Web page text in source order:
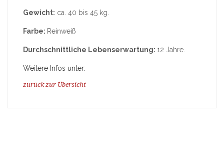
Gewicht: ca. 40 bis 45 kg.
Farbe: Reinweiß
Durchschnittliche Lebenserwartung: 12 Jahre.
Weitere Infos unter:
zurück zur Übersicht